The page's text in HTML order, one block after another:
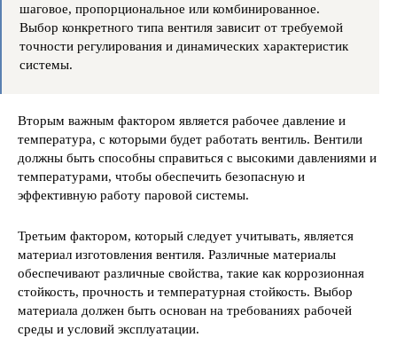
шаговое, пропорциональное или комбинированное.
Выбор конкретного типа вентиля зависит от требуемой
точности регулирования и динамических характеристик
системы.
Вторым важным фактором является рабочее давление и
температура, с которыми будет работать вентиль. Вентили
должны быть способны справиться с высокими давлениями и
температурами, чтобы обеспечить безопасную и
эффективную работу паровой системы.
Третьим фактором, который следует учитывать, является
материал изготовления вентиля. Различные материалы
обеспечивают различные свойства, такие как коррозионная
стойкость, прочность и температурная стойкость. Выбор
материала должен быть основан на требованиях рабочей
среды и условий эксплуатации.